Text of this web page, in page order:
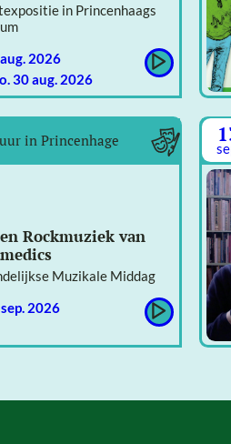
in Princenhaags
aug. 2026
30 aug. 2026
in Princenhage
Rockmuziek van
Muzikale Middag
sep. 2026